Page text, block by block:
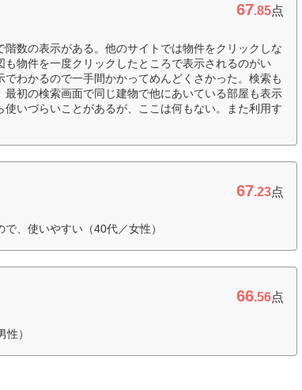
67.85点
数の表示がある。他のサイトでは物件をクリックしな
物件を一度クリックしたところで表示されるのがい
わかるので一手間かかってめんどくさかった。検索も
初の検索画面で同じ建物で他にあいている部屋も表示
いづらいことがあるが、ここは何もない。また利用す
67.23点
、使いやすい（40代／女性）
66.56点
）